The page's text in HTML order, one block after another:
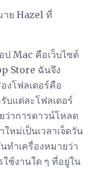
าย Hazel ที่
Mac คือเว็บไซต์
Store ฉันจึง
งโฟลเดอร์คือ
แต่ละโฟลเดอร์
ว่าการดาวน์โหลด
หม่เป็นเวลาเจ็ดวัน
ทำเครื่องหมายว่า
ช้งานใด ๆ ที่อยู่ใน